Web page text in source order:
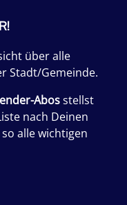
über alle
Stadt/Gemeinde.
Abosstellst
nach Deinen
alle wichtigen